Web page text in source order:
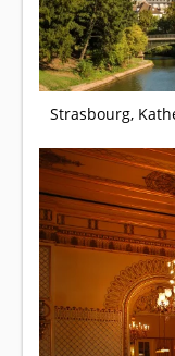
Strasbourg,